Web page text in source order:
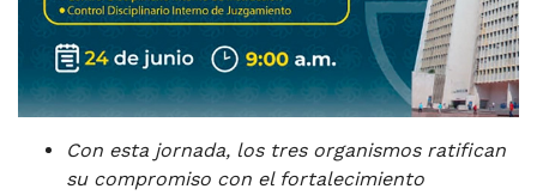
Con esta jornada, los tres organismos ratifican
su compromiso con el fortalecimiento